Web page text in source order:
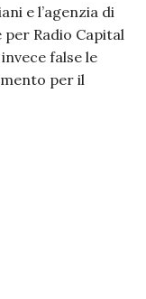
e l’agenzia di
Radio Capital
false le
per il